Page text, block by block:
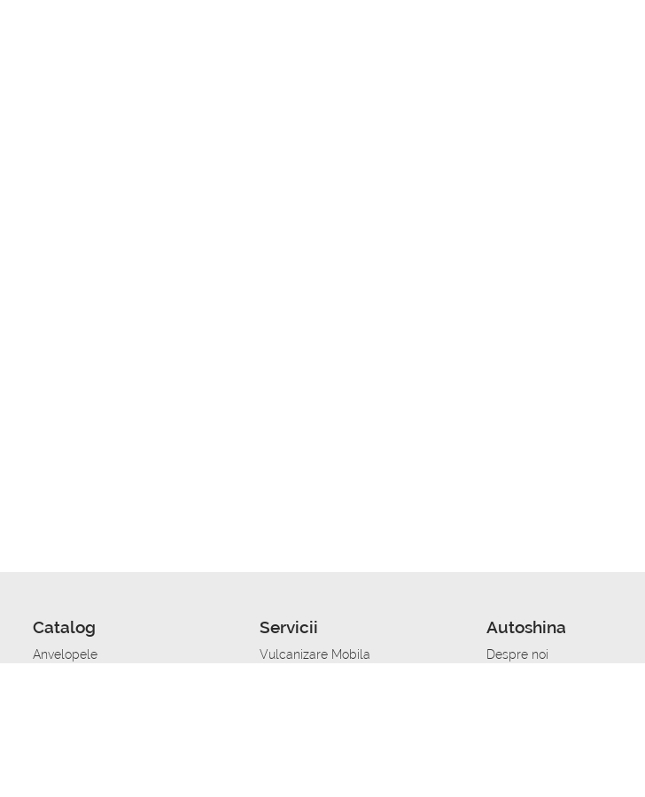
Catalog
Anvelopele
Servicii
Vulcanizare Mobila
Autoshina
Despre noi